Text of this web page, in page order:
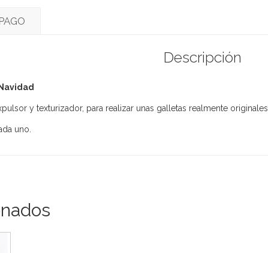
Descripción
y texturizador, para realizar unas galletas realmente originales.
uno.